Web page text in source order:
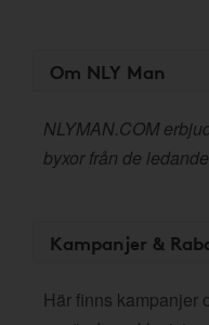
Om NLY Man
NLYMAN.COM
byxor från de
Kampanjer &
Här finns kampanjer